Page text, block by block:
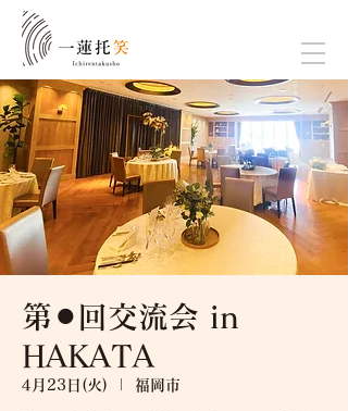
第⚫︎回交流会 in
HAKATA
4月23日(火) 福岡市